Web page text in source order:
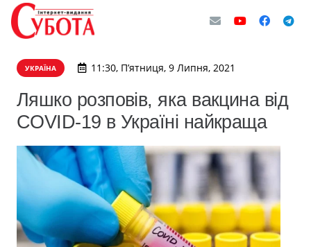
УКРАЇНА 11:30, П’ятниця, 9 Липня, 2021
Ляшко розповів, яка вакцина від
COVID-19 в Україні найкраща